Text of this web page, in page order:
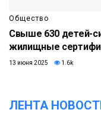
Общество
Свыше 630 детей-
жилищные
13 июня 2025 1.6k
ЛЕНТА